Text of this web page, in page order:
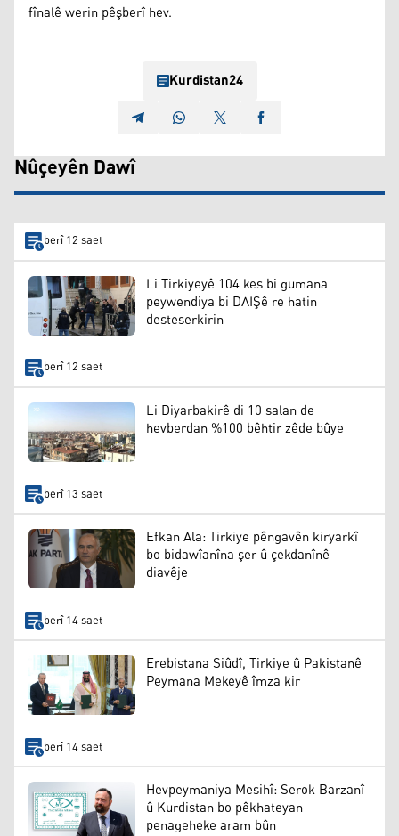
fînalê werin pêşberî hev.
Kurdistan24
Nûçeyên Dawî
berî 12 saet
Li Tirkiyeyê 104 kes bi gumana
peywendiya bi DAIŞê re hatin
desteserkirin
berî 12 saet
Li Diyarbakirê di 10 salan de
hevberdan %100 bêhtir zêde bûye
berî 13 saet
Efkan Ala: Tirkiye pêngavên kiryarkî
bo bidawîanîna şer û çekdanînê
diavêje
berî 14 saet
Erebistana Siûdî, Tirkiye û Pakistanê
Peymana Mekeyê îmza kir
berî 14 saet
Hevpeymaniya Mesihî: Serok Barzanî
û Kurdistan bo pêkhateyan
penageheke aram bûn